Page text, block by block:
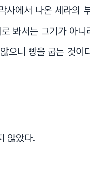
에서 나온 세라의
봐서는 고기가 아니
으니 빵을 굽는 것이
않았다.